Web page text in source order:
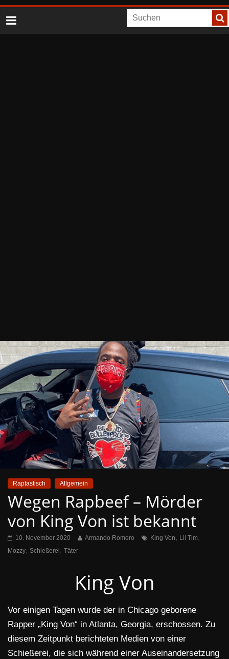
Raptastisch Allgemein
Wegen Rapbeef – Mörder
von King Von ist bekannt
10. November 2020 Armando Romero King Von, Lil Tim,
Mozzy, Schießerei, Täter
King Von
Vor einigen Tagen wurde der in Chicago geborene
Rapper „King Von“ in Atlanta, Georgia, erschossen. Zu
diesem Zeitpunkt berichteten Medien von einer
Schießerei, die sich während einer Auseinandersetzung